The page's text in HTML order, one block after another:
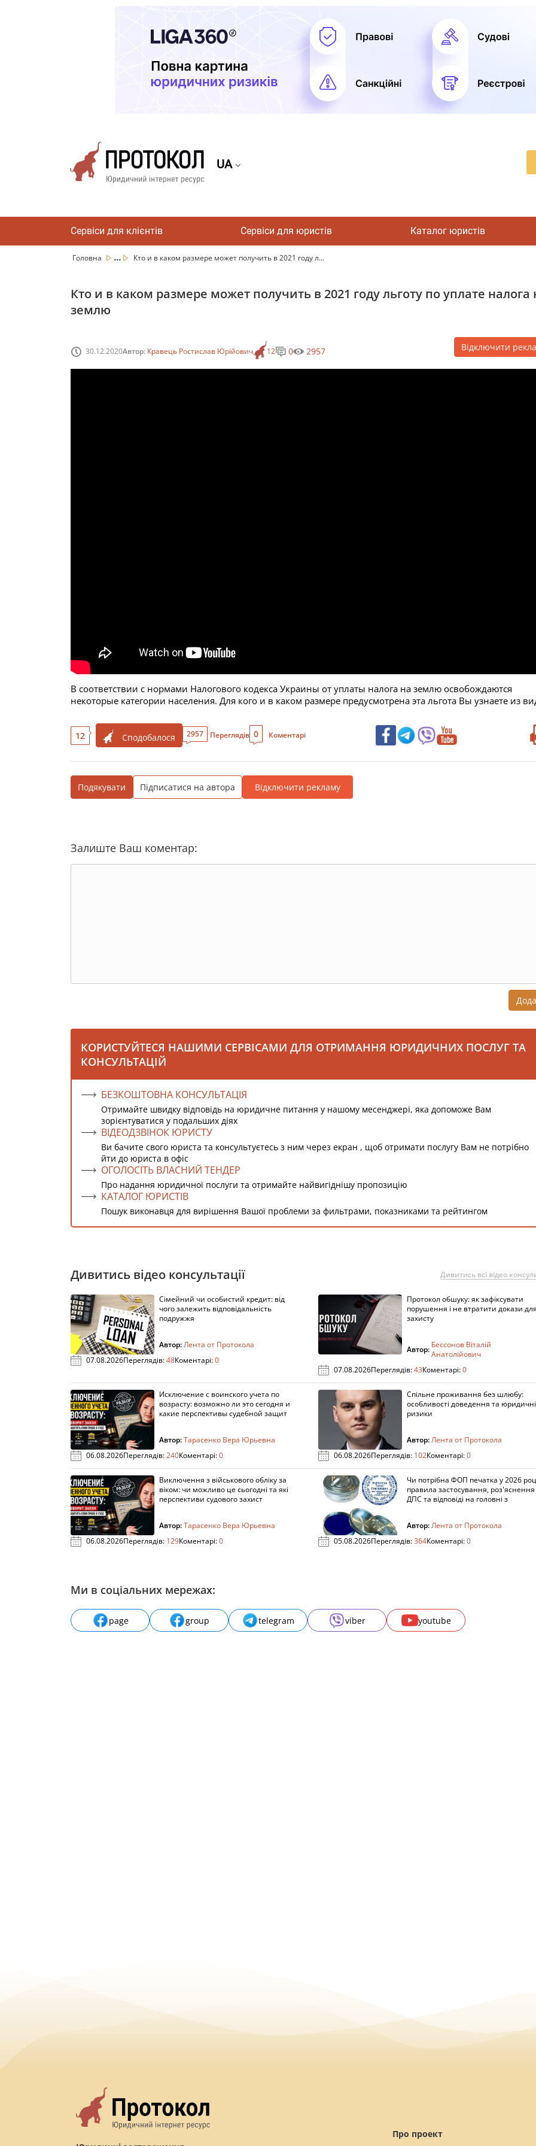
UA
Сервіси для клієнтів Сервіси для юристів Каталог юристів
Головна ... Кто и в каком размере может получить в 2021 году л...
Кто и в каком размере может получить в 2021 году льготу по уплате налога
землю
30.12.2020Автор: Кравець Ростислав Юрійович 12 0 2957 Відключити
В соответствии с нормами Налогового кодекса Украины от уплаты налога на землю освобождаются
некоторые категории населения. Для кого и в каком размере предусмотрена эта льгота Вы узнаете из
12 Сподобалося 2957 Переглядів 0 Коментарі
Подякувати Підписатися на автора Відключити рекламу
Залиште Ваш коментар:
КОРИСТУЙТЕСЯ НАШИМИ СЕРВІСАМИ ДЛЯ ОТРИМАННЯ ЮРИДИЧНИХ ПОСЛУГ ТА
КОНСУЛЬТАЦІЙ
БЕЗКОШТОВНА КОНСУЛЬТАЦІЯ
Отримайте швидку відповідь на юридичне питання у нашому месенджері, яка допоможе Вам
зорієнтуватися у подальших діях
ВІДЕОДЗВІНОК ЮРИСТУ
Ви бачите свого юриста та консультуєтесь з ним через екран , щоб отримати послугу Вам не потрібно
йти до юриста в офіс
ОГОЛОСІТЬ ВЛАСНИЙ ТЕНДЕР
Про надання юридичної послуги та отримайте найвигіднішу пропозицію
КАТАЛОГ ЮРИСТІВ
Пошук виконавця для вирішення Вашої проблеми за фильтрами, показниками та рейтингом
Дивитись відео консультації Дивитись всі відео
Сімейний чи особистий кредит: від
чого залежить відповідальність
подружжя
Автор:Лента от Протокола
07.08.2026Переглядів:48Коментарі:0
Протокол обшуку: як зафіксувати
порушення і не втратити докази для
захисту
Автор: Бессонов Віталій
Анатолійович
07.08.2026Переглядів:43Коментарі:0
Исключение с воинского учета по
возрасту: возможно ли это сегодня и
какие перспективы судебной защит
Автор:Тарасенко Вера Юрьевна
06.08.2026Переглядів:240Коментарі:0
Спільне проживання без шлюбу:
особливості доведення та юридичні
ризики
Автор:Лента от Протокола
06.08.2026Переглядів: 102Коментарі:0
Виключення з військового обліку за
віком: чи можливо це сьогодні та які
перспективи судового захист
Автор:Тарасенко Вера Юрьевна
06.08.2026Переглядів: 129Коментарі:0
Чи потрібна ФОП печатка у 2026
правила застосування, роз'яснення
ДПС та відповіді на головні з
Автор:Лента от Протокола
05.08.2026Переглядів:364Коментарі:0
Ми в соціальних мережах:
page group telegram viber youtube
Про проект